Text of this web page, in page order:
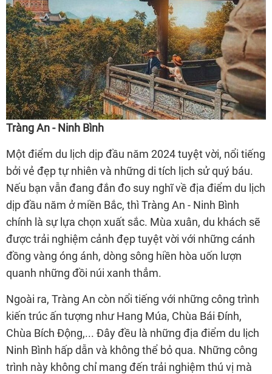
Tràng An - Ninh Bình
Một điểm du lịch dịp đầu năm 2024 tuyệt vời, nổi tiếng
bởi vẻ đẹp tự nhiên và những di tích lịch sử quý báu.
Nếu bạn vẫn đang đắn đo suy nghĩ về địa điểm du lịch
dịp đầu năm ở miền Bắc, thì Tràng An - Ninh Bình
chính là sự lựa chọn xuất sắc. Mùa xuân, du khách sẽ
được trải nghiệm cảnh đẹp tuyệt vời với những cánh
đồng vàng óng ánh, dòng sông hiền hòa uốn lượn
quanh những đồi núi xanh thẳm.
Ngoài ra, Tràng An còn nổi tiếng với những công trình
kiến trúc ấn tượng như Hang Múa, Chùa Bái Đính,
Chùa Bích Động,... Đây đều là những địa điểm du lịch
Ninh Bình hấp dẫn và không thể bỏ qua. Những công
trình này không chỉ mang đến trải nghiệm thú vị mà